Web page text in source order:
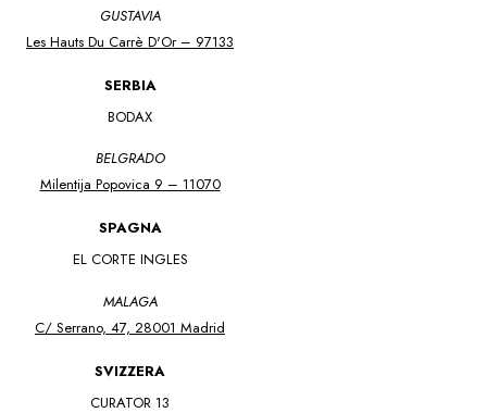
GUSTAVIA
Les Hauts Du Carrè D'Or – 97133
SERBIA
BODAX
BELGRADO
Milentija Popovica 9 – 11070
SPAGNA
EL CORTE INGLES
MALAGA
C/ Serrano, 47, 28001 Madrid
SVIZZERA
CURATOR 13